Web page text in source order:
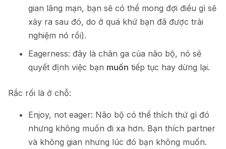
gian lãng mạn, bạn sẽ có thể mong đợi điều gì sẽ
xảy ra sau đó, do ở quá khứ bạn đã được trải
nghiệm nó rồi).
Eagerness: đây là chân ga của não bộ, nó sẽ
quyết định việc bạn muốn tiếp tục hay dừng lại.
Rắc rối là ở chỗ:
Enjoy, not eager: Não bộ có thể thích thứ gì đó
nhưng không muốn đi xa hơn. Bạn thích partner
và không gian nhưng lúc đó bạn không muốn.